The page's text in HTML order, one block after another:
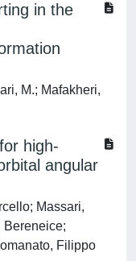
in the
M.; Mafakheri,
high-
angular
Massari,
Bereneice;
Filippo